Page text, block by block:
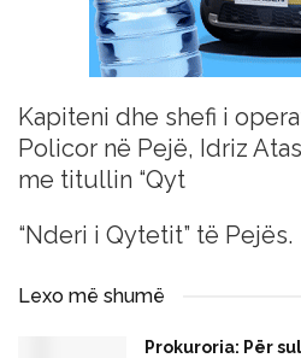
Kapiteni dhe shefi i
Policor në Pejë, Idriz
me titullin “Qyt
“Nderi i Qytetit” të Pejës.
Lexo më shumë
Prokuroria: Për